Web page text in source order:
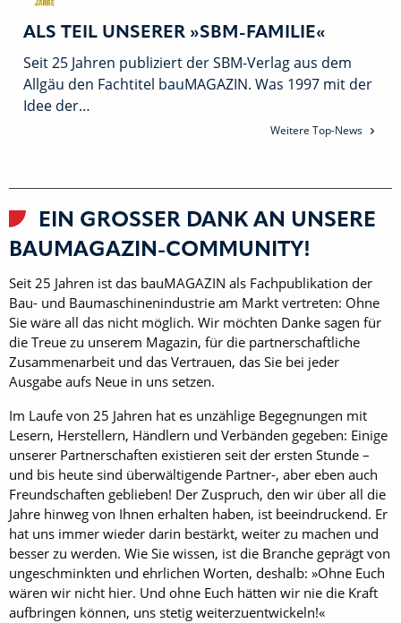
ALS TEIL UNSERER »SBM-FAMILIE«
Seit 25 Jahren publiziert der SBM-Verlag aus dem
Allgäu den Fachtitel bauMAGAZIN. Was 1997 mit der
Idee der…
Weitere Top-News
EIN GROSSER DANK AN UNSERE B
AUMAGAZIN-COMMUNITY!
Seit 25 Jahren ist das bauMAGAZIN als Fachpublikation der
Bau- und Baumaschinenindustrie am Markt vertreten: Ohne
Sie wäre all das nicht möglich. Wir möchten Danke sagen für
die Treue zu unserem Magazin, für die partnerschaftliche
Zusammenarbeit und das Vertrauen, das Sie bei jeder
Ausgabe aufs Neue in uns setzen.
Im Laufe von 25 Jahren hat es unzählige Begegnungen mit
Lesern, Herstellern, Händlern und Verbänden gegeben: Einige
unserer Partnerschaften existieren seit der ersten Stunde –
und bis heute sind überwältigende Partner-, aber eben auch
Freundschaften geblieben! Der Zuspruch, den wir über all die
Jahre hinweg von Ihnen erhalten haben, ist beeindruckend. Er
hat uns immer wieder darin bestärkt, weiter zu machen und
besser zu werden. Wie Sie wissen, ist die Branche geprägt von
ungeschminkten und ehrlichen Worten, deshalb: »Ohne Euch
wären wir nicht hier. Und ohne Euch hätten wir nie die Kraft
aufbringen können, uns stetig weiterzuentwickeln!«